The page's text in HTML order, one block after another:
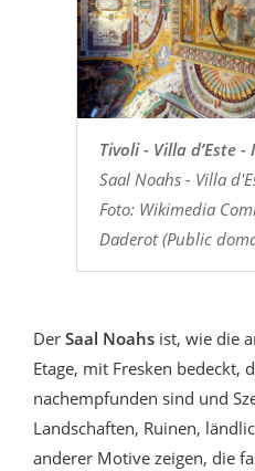
Tivoli - Villa d’Este
Saal Noahs - Villa
Foto: Wikimedia
Daderot (Public
Der Saal Noahs ist, wie die
Etage, mit Fresken bedeckt,
nachempfunden sind und
Landschaften, Ruinen,
anderer Motive zeigen, die